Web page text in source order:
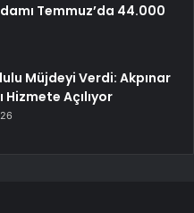
Temmuz’da 44.000
Müjdeyi Verdi: Akpınar
Hizmete Açılıyor